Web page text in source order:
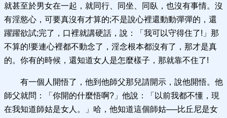
就甚至於男女在一起，就同行、同坐、同臥，也沒有事情。沒
有淫慾心，可要真沒有才算的;不是說心裡還動動彈彈的，還
躍躍欲試;完了，口裡就講硬話，說：「我可以守得住了!」那
不算的!要連心裡都不動念了，淫念根本都沒有了，那才是真
的。你有的時候，還知道女人是怎麼樣子，那就靠不住了!
有一個人開悟了，他到他師父那兒請開示，說他開悟。他
師父就問：「你開的什麼悟啊?」他說：「以前我都不懂，現
在我知道師姑是女人。」哈，他知道這個師姑──比丘尼是女